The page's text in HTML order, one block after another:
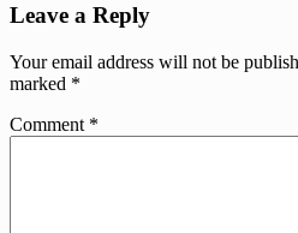
Leave a Reply
Your email address will not be
marked *
Comment *